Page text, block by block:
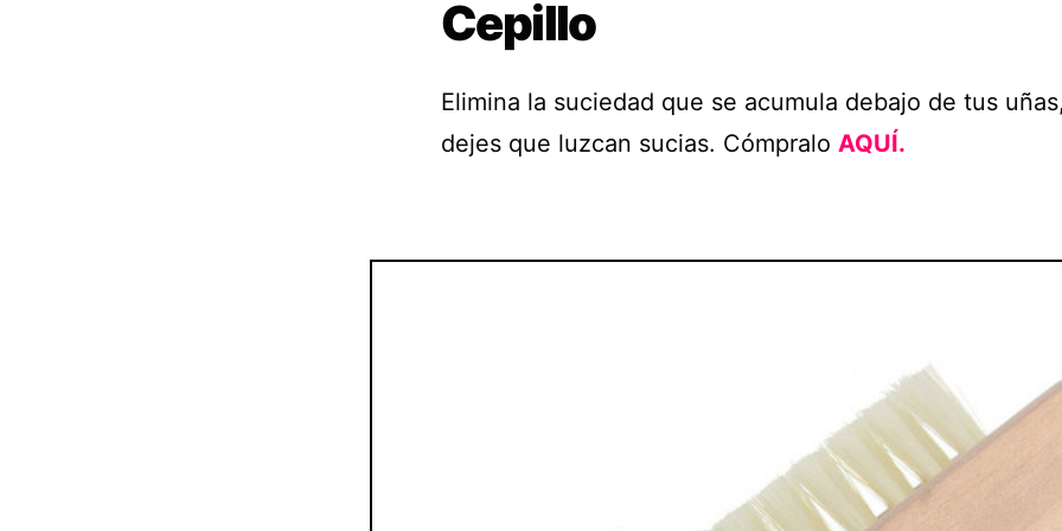
Cepillo
Elimina la suciedad que se acumula debajo de tus
dejes que luzcan sucias. Cómpralo AQUÍ.